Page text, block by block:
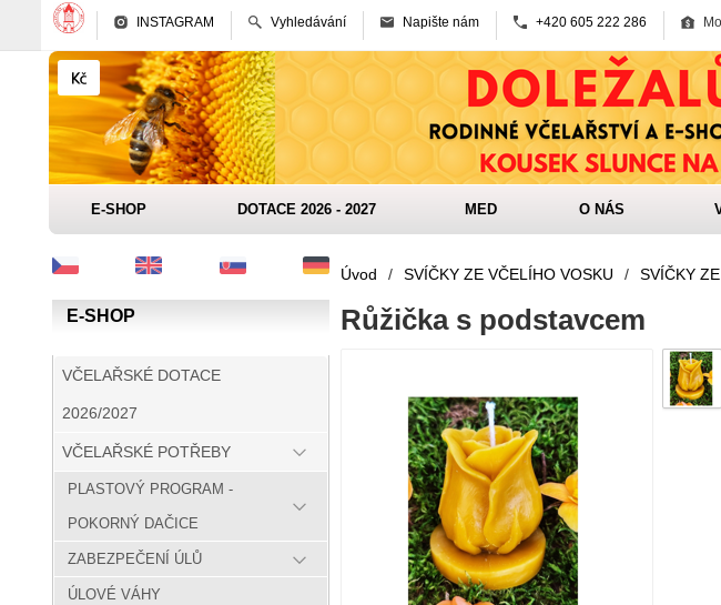
INSTAGRAM Vyhledávání Napište nám +420 605 222 286
E-SHOP DOTACE 2026 - 2027 MED O NÁS
E-SHOP
VČELAŘSKÉ DOTACE
2026/2027
VČELAŘSKÉ POTŘEBY
PLASTOVÝ PROGRAM -
POKORNÝ DAČICE
ZABEZPEČENÍ ÚLŮ
ÚLOVÉ VÁHY
Úvod / SVÍČKY ZE VČELÍHO VOSKU / SVÍČKY
Růžička s podstavcem